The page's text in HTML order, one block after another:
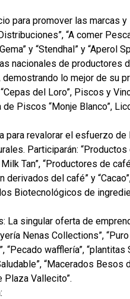
para promover las marcas
“A comer
y “Stendhal” y “Aperol
nacionales de productores
lo mejor de su
del Loro”, Piscos y
de Piscos “Monje Blanco”,
para revalorar el esfuerzo
Participarán: “Productos
Tan”, “Productores de
del café” y
Biotecnológicos de
La singular oferta de
Nenas Collections”,
“Pecado wafflería”,
“Macerados Besos
Plaza Vallecito”.